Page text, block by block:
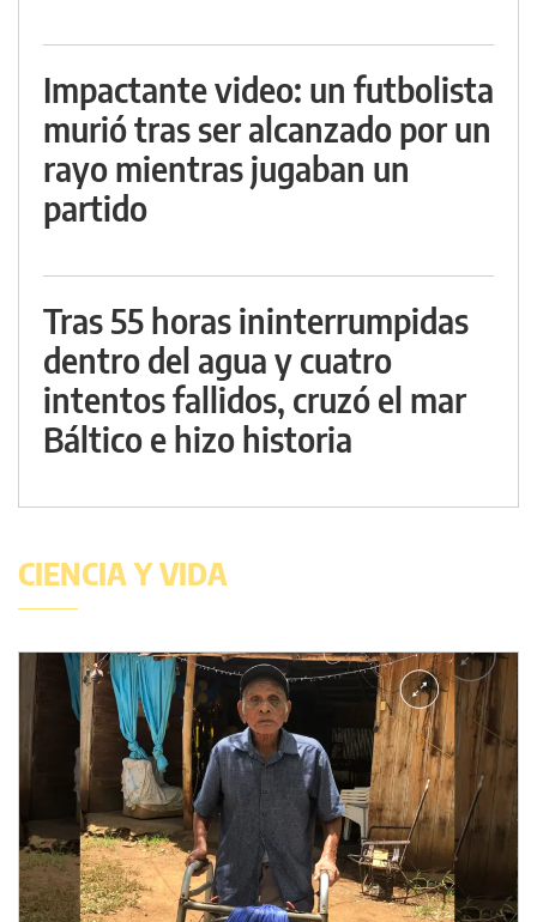
Impactante video: un futbolista
murió tras ser alcanzado por un
rayo mientras jugaban un
partido
Tras 55 horas ininterrumpidas
dentro del agua y cuatro
intentos fallidos, cruzó el mar
Báltico e hizo historia
CIENCIA Y VIDA